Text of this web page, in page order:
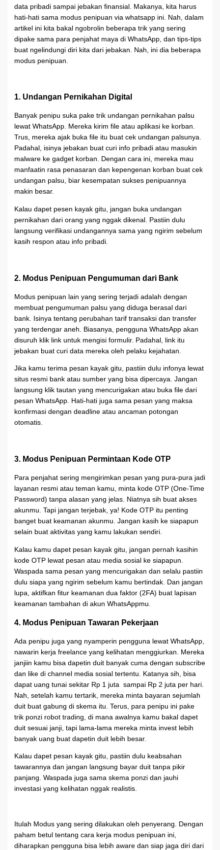
data pribadi sampai jebakan finansial. Makanya, kita harus
hati-hati sama modus penipuan via whatsapp ini. Nah, dalam
artikel ini kita bakal ngobrolin beberapa trik yang sering
dipake sama para penjahat maya di WhatsApp, dan tips-tips
buat ngelindungi diri kita dari jebakan. Nah, ini dia beberapa
modus penipuan.
1. Undangan Pernikahan Digital
Banyak penipu suka pake trik undangan pernikahan palsu
lewat WhatsApp. Mereka kirim file atau aplikasi ke korban.
Trus, mereka ajak buka file itu buat cek undangan palsunya.
Padahal, isinya jebakan buat curi info pribadi atau masukin
malware ke gadget korban. Dengan cara ini, mereka mau
manfaatin rasa penasaran dan kepengenan korban buat cek
undangan palsu, biar kesempatan sukses penipuannya
makin besar.
Kalau dapet pesen kayak gitu, jangan buka undangan
pernikahan dari orang yang nggak dikenal. Pastiin dulu
langsung verifikasi undangannya sama yang ngirim sebelum
kasih respon atau info pribadi.
2. Modus Penipuan Pengumuman dari Bank
Modus penipuan lain yang sering terjadi adalah dengan
membuat pengumuman palsu yang diduga berasal dari
bank. Isinya tentang perubahan tarif transaksi dan transfer
yang terdengar aneh. Biasanya, pengguna WhatsApp akan
disuruh klik link untuk mengisi formulir. Padahal, link itu
jebakan buat curi data mereka oleh pelaku kejahatan.
Jika kamu terima pesan kayak gitu, pastiin dulu infonya lewat
situs resmi bank atau sumber yang bisa dipercaya. Jangan
langsung klik tautan yang mencurigakan atau buka file dari
pesan WhatsApp. Hati-hati juga sama pesan yang maksa
konfirmasi dengan deadline atau ancaman potongan
otomatis.
3. Modus Penipuan Permintaan Kode OTP
Para penjahat sering mengirimkan pesan yang pura-pura jadi
layanan resmi atau teman kamu, minta kode OTP (One-Time
Password) tanpa alasan yang jelas. Niatnya sih buat akses
akunmu. Tapi jangan terjebak, ya! Kode OTP itu penting
banget buat keamanan akunmu. Jangan kasih ke siapapun
selain buat aktivitas yang kamu lakukan sendiri.
Kalau kamu dapet pesan kayak gitu, jangan pernah kasihin
kode OTP lewat pesan atau media sosial ke siapapun.
Waspada sama pesan yang mencurigakan dan selalu pastiin
dulu siapa yang ngirim sebelum kamu bertindak. Dan jangan
lupa, aktifkan fitur keamanan dua faktor (2FA) buat lapisan
keamanan tambahan di akun WhatsAppmu.
4. Modus Penipuan Tawaran Pekerjaan
Ada penipu juga yang nyamperin pengguna lewat WhatsApp,
nawarin kerja freelance yang kelihatan menggiurkan. Mereka
janjiin kamu bisa dapetin duit banyak cuma dengan subscribe
dan like di channel media sosial tertentu. Katanya sih, bisa
dapat uang tunai sekitar Rp 1 juta sampai Rp 2 juta per hari.
Nah, setelah kamu tertarik, mereka minta bayaran sejumlah
duit buat gabung di skema itu. Terus, para penipu ini pake
trik ponzi robot trading, di mana awalnya kamu bakal dapet
duit sesuai janji, tapi lama-lama mereka minta invest lebih
banyak uang buat dapetin duit lebih besar.
Kalau dapet pesan kayak gitu, pastiin dulu keabsahan
tawarannya dan jangan langsung bayar duit tanpa pikir
panjang. Waspada juga sama skema ponzi dan jauhi
investasi yang kelihatan nggak realistis.
Itulah Modus yang sering dilakukan oleh penyerang. Dengan
paham betul tentang cara kerja modus penipuan ini,
diharapkan pengguna bisa lebih aware dan siap jaga diri dari